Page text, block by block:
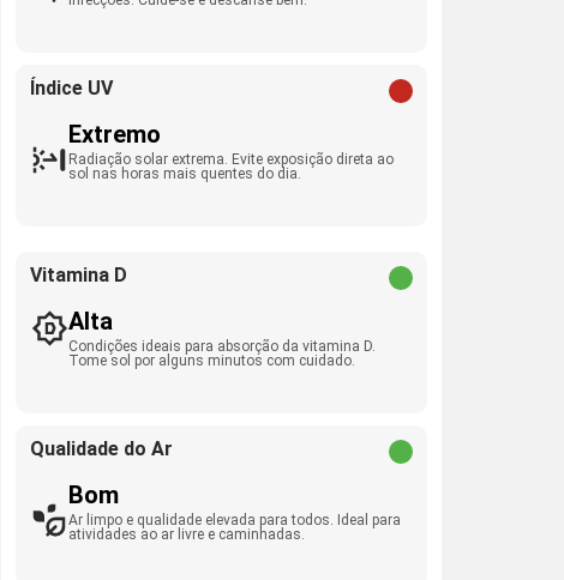
Índice UV
Extremo
Radiação solar extrema. Evite exposição direta ao
sol nas horas mais quentes do dia.
Vitamina D
Alta
Condições ideais para absorção da vitamina D.
Tome sol por alguns minutos com cuidado.
Qualidade do Ar
Bom
Ar limpo e qualidade elevada para todos. Ideal para
atividades ao ar livre e caminhadas.